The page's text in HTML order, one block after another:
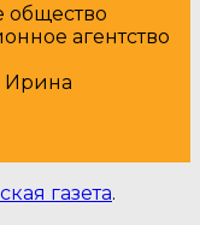
общество
агентство
Ирина
газета.